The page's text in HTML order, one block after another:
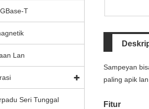
T
Lan
Seri Tunggal
Sampeyan
paling apik
Fitur